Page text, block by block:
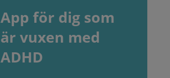
App för dig som
är vuxen med
ADHD